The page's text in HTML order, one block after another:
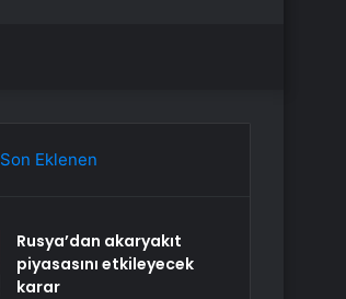
Son Eklenen
Rusya’dan akaryakıt
piyasasını etkileyecek
karar